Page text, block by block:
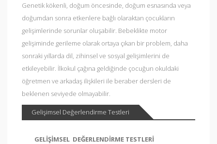
Genetik kökenli, doğum öncesinde, doğum esnasında veya
doğumdan sonra etkenlere bağlı olaraktan çocukların
gelişimlerinde sorunlar oluşabilir. Bebeklikte motor
gelişiminde gerileme olarak ortaya çıkan bir problem, daha
sonraki yıllarda dil, zihinsel ve sosyal gelişimlerini de
etkileyebilir. İlkokul çağına geldiğinde çocuğun okuldaki
öğretmen ve arkadaş ilişkileri ile beraber dersleri de
beklenen seviyede olmayabilir.
Gelişimsel Değerlendirme Testleri
GELİŞİMSEL DEĞERLENDİRME TESTLERİ